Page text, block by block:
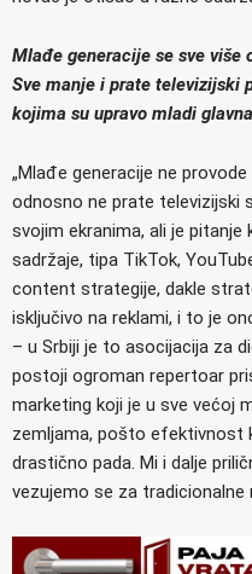
Mlađe generacije se sve više
Sve manje i prate televizijski
kojima su upravo mladi
„Mlađe generacije ne
odnosno ne prate televizijski
svojim ekranima, ali je pitanje
sadržaje, tipa TikTok,
content strategije, dakle
isključivo na reklami, i to je
– u Srbiji je to asocijacija za
postoji ogroman repertoar
marketing koji je u sve većoj
zemljama, pošto efektivnost
drastično pada. Mi i dalje
vezujemo se za